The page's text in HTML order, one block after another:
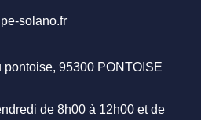
solano.fr
pontoise, 95300 PONTOISE
de 8h00 à 12h00 et de